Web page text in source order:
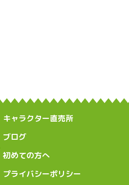
キャラクター直売所
ブログ
初めての方へ
プライバシーポリシー